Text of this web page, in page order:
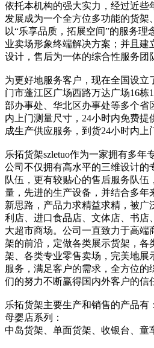
依托本机构的强大实力，经过近些
发展成为一个全方位多功能的货架
以“乐享品质，拓展空间”的服务
业卖场形象终端解决方案；并且建
设计，售后为一体的综合性服务团
为更好地服务客户，现在全国设立
门市蓬江区广场西路万达广场16栋
部办事处、华北区办事处等多个省
内上门测量尺寸，24小时内免费提
成生产供应服务，到货24小时内上
乐拓货架szletuo作为一家拥有多年
公司不仅拥有高水平的三维设计的
队伍，更有较贴心的售后服务队伍
量，先进的生产设备，并结合多年
新思路，产品力求精益求精，被广
利店、进口食品店、文体店、书店
大超市商场。公司一直致力于高端
架的前沿，定做各类展示货架，各
架、各类专业零售卖场，完美地展
服务，满足客户的需求，全方位
们的努力不断赢得国内外客户的信
乐拓货架主要生产和销售的产品有：
母婴店系列：
中岛货架、单面货架、收银台、童